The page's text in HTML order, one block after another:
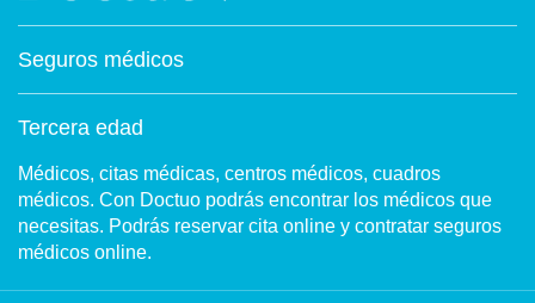
Seguros médicos
Tercera edad
Médicos, citas médicas, centros médicos, cuadros
médicos. Con Doctuo podrás encontrar los médicos que
necesitas. Podrás reservar cita online y contratar seguros
médicos online.